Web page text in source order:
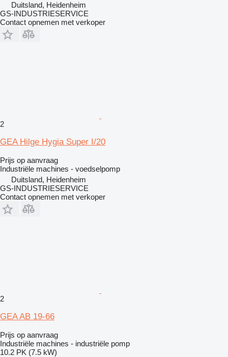
Duitsland, Heidenheim
GS-INDUSTRIESERVICE
Contact opnemen met verkoper
2
GEA Hilge Hygia Super I/20
Prijs op aanvraag
Industriële machines - voedselpomp
Duitsland, Heidenheim
GS-INDUSTRIESERVICE
Contact opnemen met verkoper
2
GEA AB 19-66
Prijs op aanvraag
Industriële machines - industriële pomp
10.2 PK (7.5 kW)